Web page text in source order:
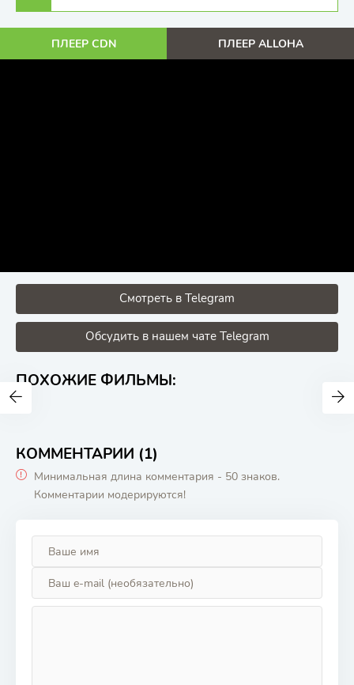
ПЛЕЕР CDN ПЛЕЕР ALLOHA
Смотреть в Telegram
Обсудить в нашем чате Telegram
ПОХОЖИЕ ФИЛЬМЫ:
КОММЕНТАРИИ (1)
Минимальная длина комментария - 50 знаков.
Комментарии модерируются!